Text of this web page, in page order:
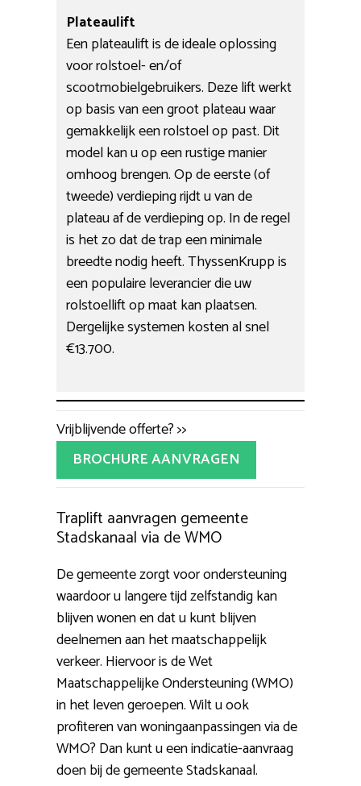
Plateaulift
Een plateaulift is de ideale oplossing
voor rolstoel- en/of
scootmobielgebruikers. Deze lift werkt
op basis van een groot plateau waar
gemakkelijk een rolstoel op past. Dit
model kan u op een rustige manier
omhoog brengen. Op de eerste (of
tweede) verdieping rijdt u van de
plateau af de verdieping op. In de regel
is het zo dat de trap een minimale
breedte nodig heeft. ThyssenKrupp is
een populaire leverancier die uw
rolstoellift op maat kan plaatsen.
Dergelijke systemen kosten al snel
€13.700.
Vrijblijvende offerte? >>
BROCHURE AANVRAGEN
Traplift aanvragen gemeente
Stadskanaal via de WMO
De gemeente zorgt voor ondersteuning
waardoor u langere tijd zelfstandig kan
blijven wonen en dat u kunt blijven
deelnemen aan het maatschappelijk
verkeer. Hiervoor is de Wet
Maatschappelijke Ondersteuning (WMO)
in het leven geroepen. Wilt u ook
profiteren van woningaanpassingen via de
WMO? Dan kunt u een indicatie-aanvraag
doen bij de gemeente Stadskanaal.